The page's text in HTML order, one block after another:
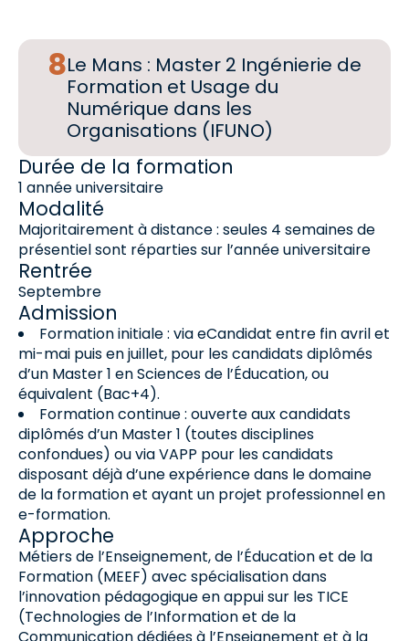
Le Mans : Master 2 Ingénierie de
Formation et Usage du
Numérique dans les
Organisations (IFUNO)
Durée de la formation
1 année universitaire
Modalité
Majoritairement à distance : seules 4 semaines de
présentiel sont réparties sur l’année universitaire
Rentrée
Septembre
Admission
Formation initiale : via eCandidat entre fin avril et
mi-mai puis en juillet, pour les candidats diplômés
d’un Master 1 en Sciences de l’Éducation, ou
équivalent (Bac+4).
Formation continue : ouverte aux candidats
diplômés d’un Master 1 (toutes disciplines
confondues) ou via VAPP pour les candidats
disposant déjà d’une expérience dans le domaine
de la formation et ayant un projet professionnel en
e-formation.
Approche
Métiers de l’Enseignement, de l’Éducation et de la
Formation (MEEF) avec spécialisation dans
l’innovation pédagogique en appui sur les TICE
(Technologies de l’Information et de la
Communication dédiées à l’Enseignement et à la